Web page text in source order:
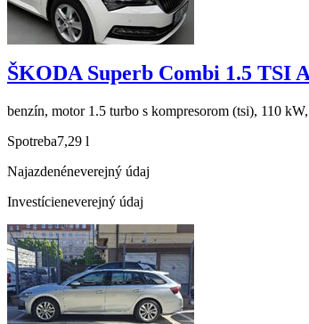
ŠKODA Superb Combi 1.5 TSI
benzín, motor 1.5 turbo s kompresorom (tsi), 110
Spotreba7,29 l
Najazdenéneverejný údaj
Investícieneverejný údaj